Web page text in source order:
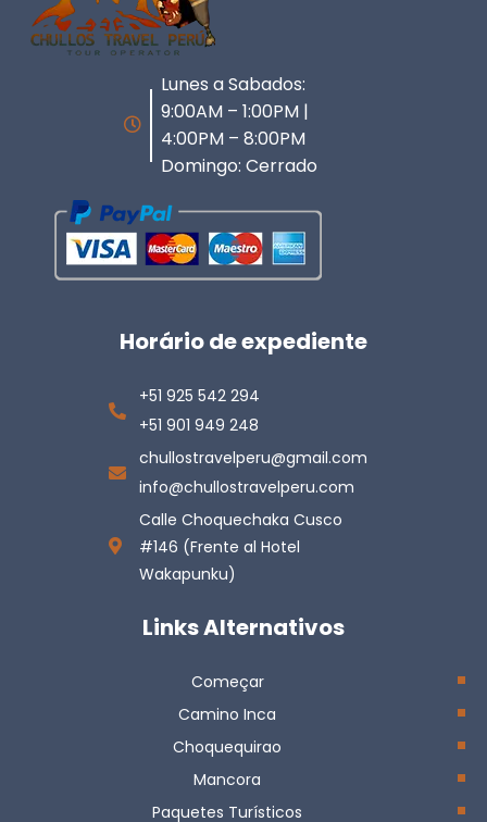
Lunes a Sabados:
9:00AM – 1:00PM |
4:00PM – 8:00PM
Domingo: Cerrado
Horário de expediente
+51 925 542 294
+51 901 949 248
chullostravelperu@gmail.com
info@chullostravelperu.com
Calle Choquechaka Cusco
#146 (Frente al Hotel
Wakapunku)
Links Alternativos
Começar
Camino Inca
Choquequirao
Mancora
Paquetes Turísticos